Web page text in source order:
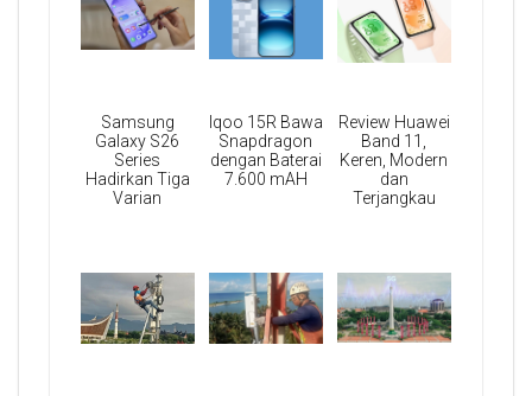
Samsung
Galaxy S26
Series
Hadirkan Tiga
Varian
Iqoo 15R Bawa
Snapdragon
dengan Baterai
7.600 mAH
Review Huawei
Band 11,
Keren, Modern
dan
Terjangkau